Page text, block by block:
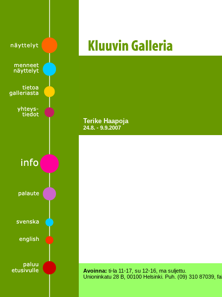
Terike Haapoja
24.8. - 9.9.2007
Avoinna: ti-la 11-17, su 12-16, ma suljettu.
Unioninkatu 28 B, 00100 Helsinki. Puh. (09) 310 87039,